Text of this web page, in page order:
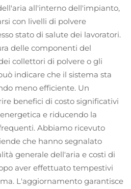
all'interno dell'impianto,
con livelli di polvere
stato di salute dei lavoratori.
delle componenti del
collettori di polvere o gli
indicare che il sistema sta
meno efficiente. Un
benefici di costo significativi
e riducendo la
Abbiamo ricevuto
che hanno segnalato
generale dell'aria e costi di
aver effettuato tempestivi
L'aggiornamento garantisce